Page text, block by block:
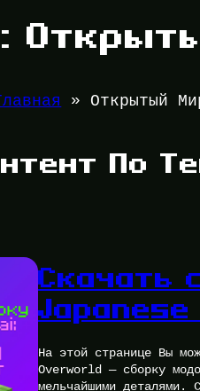
» Открытый
По
Скачать
На этой странице Вы
Overworld — сборку
мельчайшими